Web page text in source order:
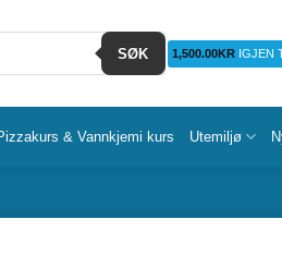
SØK 1,500.00KRIGJEN
& Vannkjemi kurs Utemiljø